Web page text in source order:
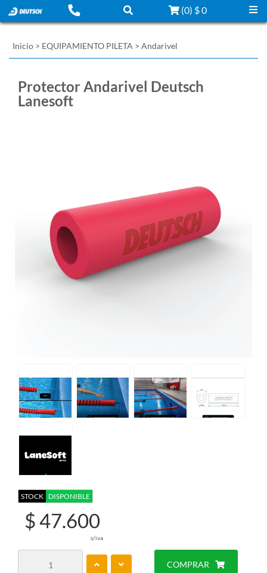
(0) $ 0
Inicio > EQUIPAMIENTO PILETA > Andarivel
Protector Andarivel Deutsch
Lanesoft
STOCK DISPONIBLE
$ 47.600
s/iva
COMPRAR